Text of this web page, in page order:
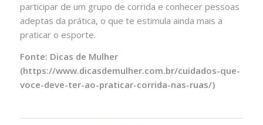
participar de um grupo de corrida e conhecer pessoas
adeptas da prática, o que te estimula ainda mais a
praticar o esporte.
Fonte: Dicas de Mulher
(https://www.dicasdemulher.com.br/cuidados-que-
voce-deve-ter-ao-praticar-corrida-nas-ruas/)